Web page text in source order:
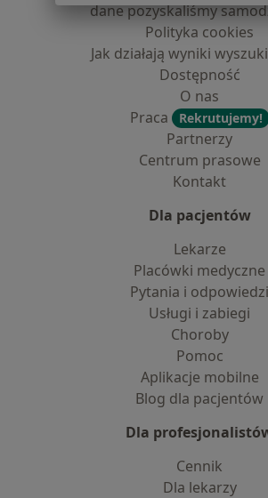
dane pozyskaliśmy
Polityka cookies
Jak działają wyniki
Dostępność
O nas
Praca
Rekrutujemy!
Partnerzy
Centrum prasowe
Kontakt
Dla pacjentów
Lekarze
Placówki medyczne
Pytania i odpowiedzi
Usługi i zabiegi
Choroby
Pomoc
Aplikacje mobilne
Blog dla pacjentów
Dla
Cennik
Dla lekarzy